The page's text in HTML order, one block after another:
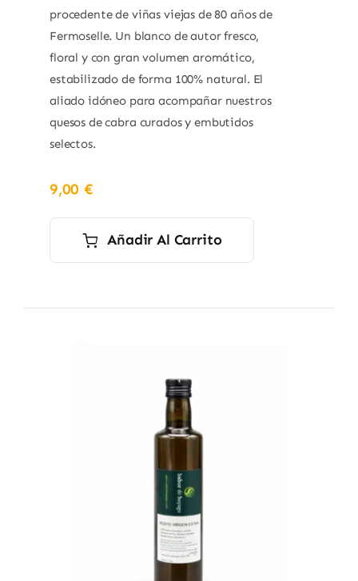
procedente de viñas viejas de 80 años de
Fermoselle. Un blanco de autor fresco,
floral y con gran volumen aromático,
estabilizado de forma 100% natural. El
aliado idóneo para acompañar nuestros
quesos de cabra curados y embutidos
selectos.
9,00€
Añadir Al Carrito